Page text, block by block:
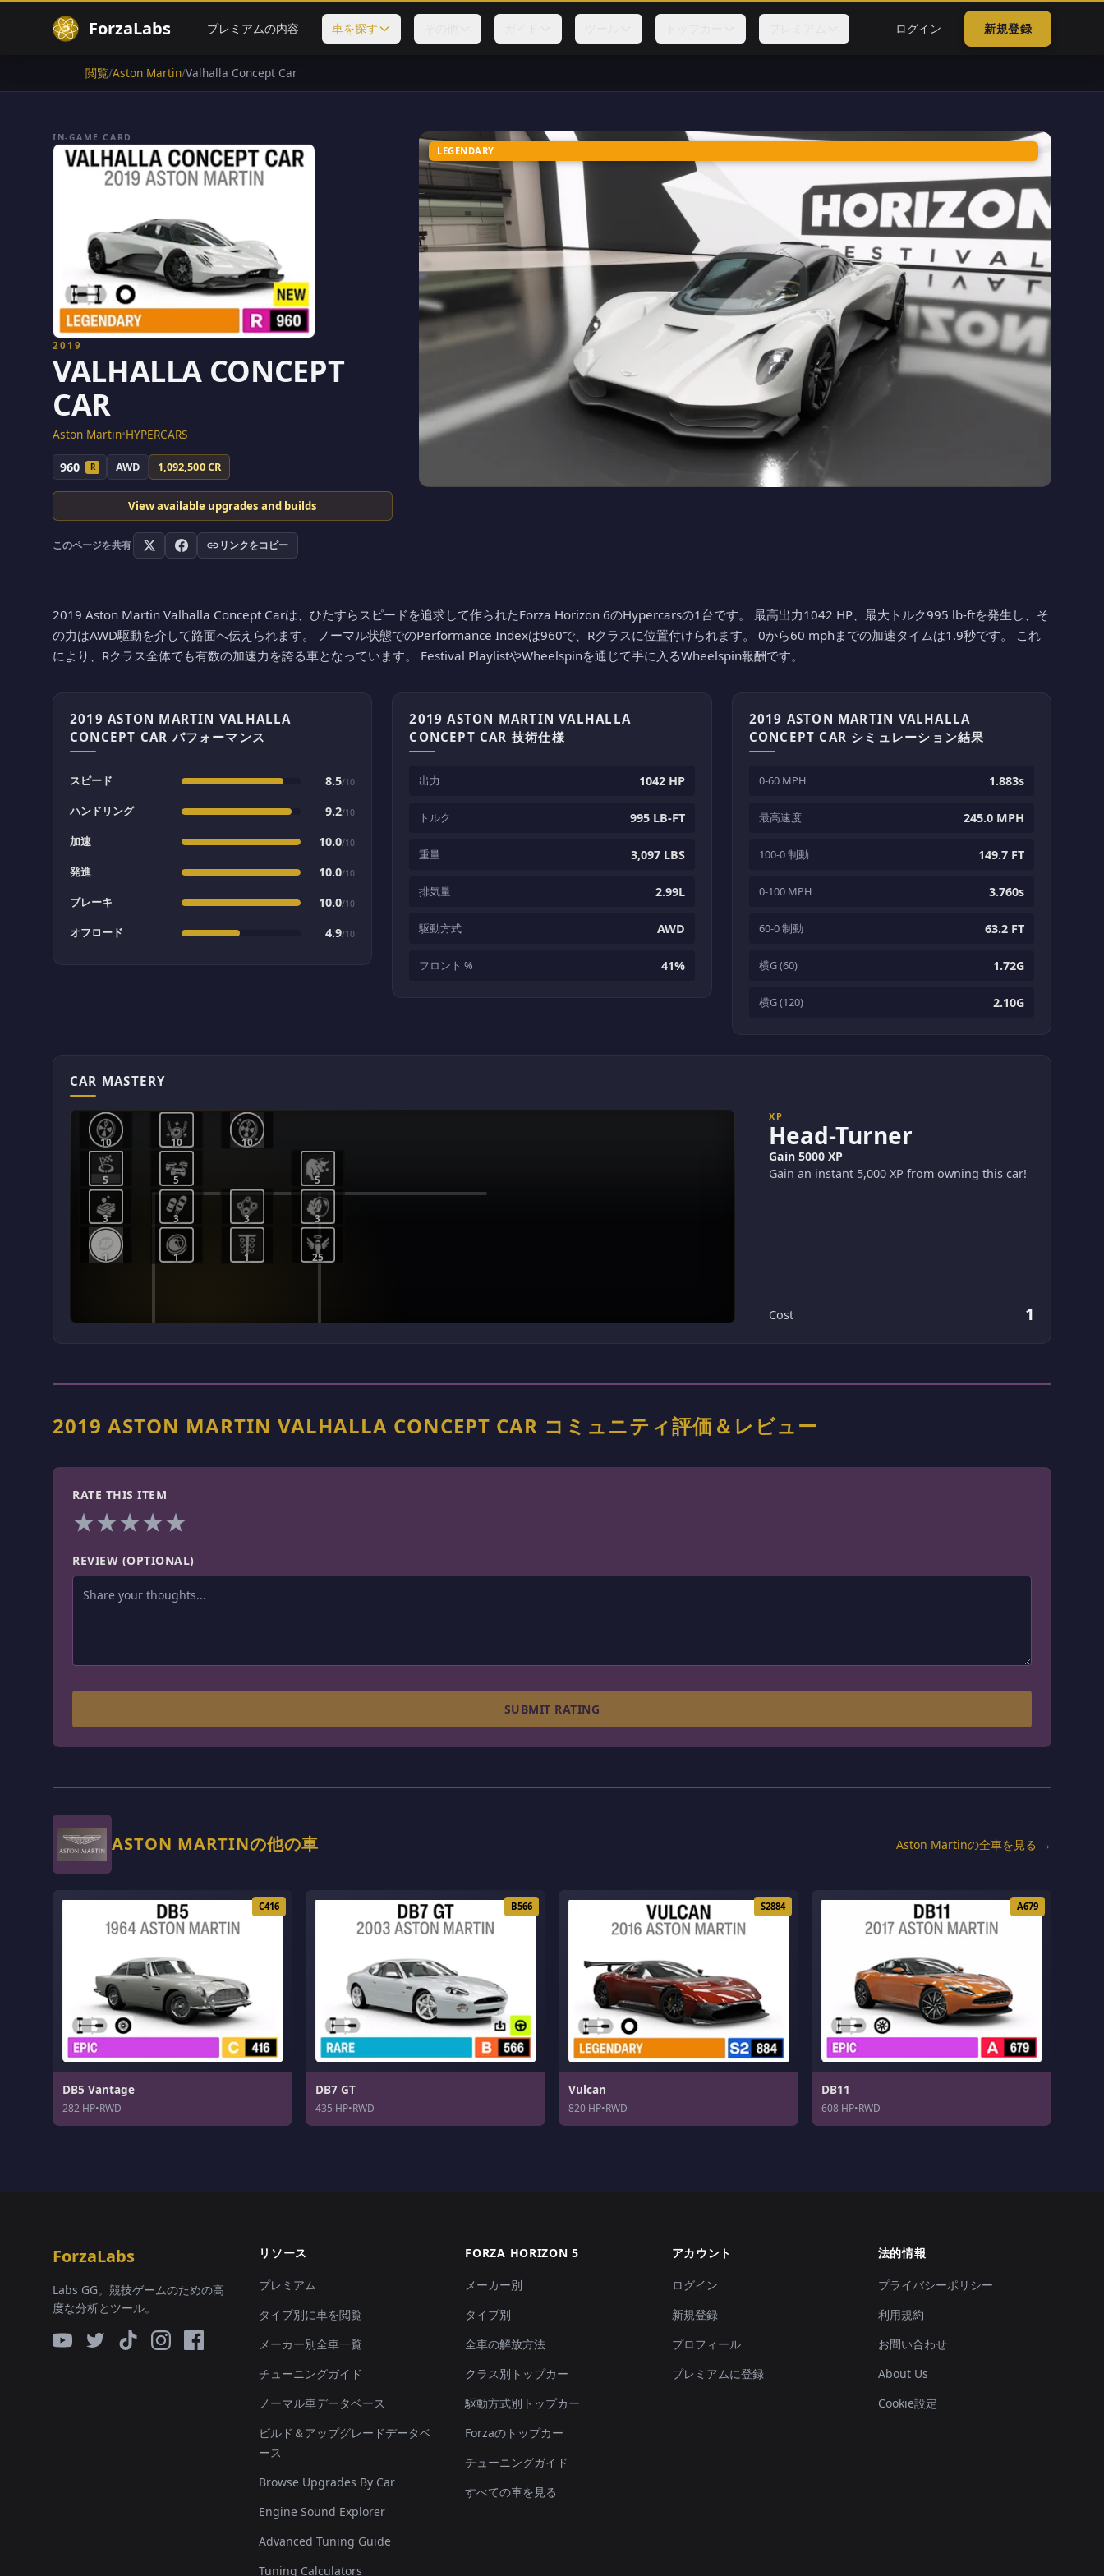
ForzaLabs プレミアムの内容 車を探す ログイン 新規登録
閲覧/Aston Martin/Valhalla Concept Car
LEGENDARY
IN-GAME CARD
2019
VALHALLA CONCEPT
CAR
Aston Martin•HYPERCARS
960 R AWD 1,092,500 CR
View available upgrades and builds
このページを共有 リンクをコピー
2019 Aston Martin Valhalla Concept Carは、ひたすらスピードを追求して作られたForza Horizon 6のHypercarsの1台です。 最高出力1042 HP、最大トルク995 lb-ftを発生し、そ
の力はAWD駆動を介して路面へ伝えられます。 ノーマル状態でのPerformance Indexは960で、Rクラスに位置付けられます。 0から60 mphまでの加速タイムは1.9秒です。 これ
により、Rクラス全体でも有数の加速力を誇る車となっています。 Festival PlaylistやWheelspinを通じて手に入るWheelspin報酬です。
2019 ASTON MARTIN VALHALLA
CONCEPT CAR パフォーマンス
スピード 8.5/10
ハンドリング 9.2/10
加速 10.0/10
発進 10.0/10
ブレーキ 10.0/10
オフロード 4.9/10
2019 ASTON MARTIN VALHALLA
CONCEPT CAR 技術仕様
出力 1042 HP
トルク 995 LB-FT
重量 3,097 LBS
排気量 2.99L
駆動方式 AWD
フロント % 41%
2019 ASTON MARTIN VALHALLA
CONCEPT CAR シミュレーション結果
0-60 MPH 1.883s
最高速度 245.0 MPH
100-0 制動 149.7 FT
0-100 MPH 3.760s
60-0 制動 63.2 FT
横G (60) 1.72G
横G (120) 2.10G
CAR MASTERY
1 1 1 25
3 3 3 3
5 5 5
10 10 10
XP
Head-Turner
Gain 5000 XP
Gain an instant 5,000 XP from owning this car!
Cost 1
2019 ASTON MARTIN VALHALLA CONCEPT CAR コミュニティ評価＆レビュー
RATE THIS ITEM
★★★★★
REVIEW (OPTIONAL)
SUBMIT RATING
ASTON MARTINの他の車 Aston Martinの全車を見る →
C416
DB5 Vantage
282 HP•RWD
B566
DB7 GT
435 HP•RWD
S2884
Vulcan
820 HP•RWD
A679
DB11
608 HP•RWD
ForzaLabs
Labs GG。競技ゲームのための高
度な分析とツール。
リソース
プレミアム
タイプ別に車を閲覧
メーカー別全車一覧
チューニングガイド
ノーマル車データベース
ビルド＆アップグレードデータベ
ース
Browse Upgrades By Car
Engine Sound Explorer
Advanced Tuning Guide
Tuning Calculators
FORZA HORIZON 5
メーカー別
タイプ別
全車の解放方法
クラス別トップカー
駆動方式別トップカー
Forzaのトップカー
チューニングガイド
すべての車を見る
アカウント
ログイン
新規登録
プロフィール
プレミアムに登録
法的情報
プライバシーポリシー
利用規約
お問い合わせ
About Us
Cookie設定